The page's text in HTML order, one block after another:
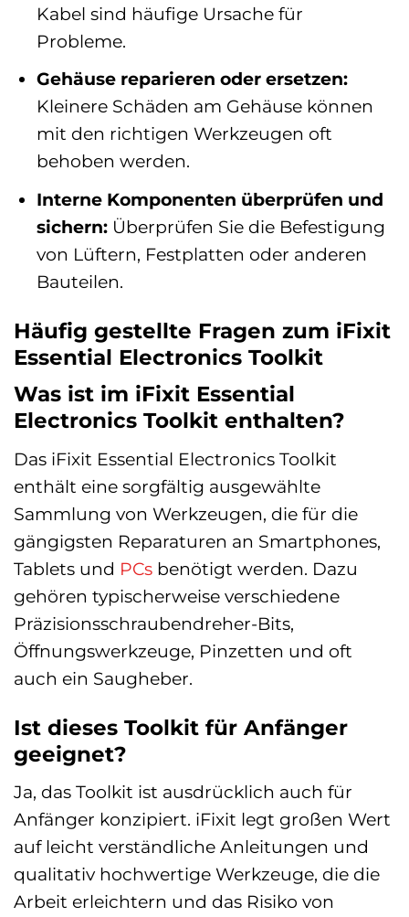
Kabel sind häufige Ursache für
Probleme.
Gehäuse reparieren oder ersetzen:
Kleinere Schäden am Gehäuse können
mit den richtigen Werkzeugen oft
behoben werden.
Interne Komponenten überprüfen und
sichern:Überprüfen Sie die Befestigung
von Lüftern, Festplatten oder anderen
Bauteilen.
Häufig gestellte Fragen zum iFixit
Essential Electronics Toolkit
Was ist im iFixit Essential
Electronics Toolkit enthalten?
Das iFixit Essential Electronics Toolkit
enthält eine sorgfältig ausgewählte
Sammlung von Werkzeugen, die für die
gängigsten Reparaturen an Smartphones,
Tablets und PCs benötigt werden. Dazu
gehören typischerweise verschiedene
Präzisionsschraubendreher-Bits,
Öffnungswerkzeuge, Pinzetten und oft
auch ein Saugheber.
Ist dieses Toolkit für Anfänger
geeignet?
Ja, das Toolkit ist ausdrücklich auch für
Anfänger konzipiert. iFixit legt großen Wert
auf leicht verständliche Anleitungen und
qualitativ hochwertige Werkzeuge, die die
Arbeit erleichtern und das Risiko von